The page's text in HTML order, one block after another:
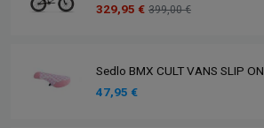
329,95 € 399,00 €
Sedlo BMX CULT VANS SLIP ON
47,95 €